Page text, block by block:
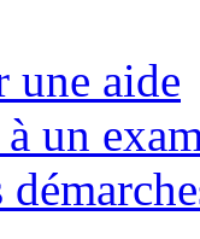
une aide
un